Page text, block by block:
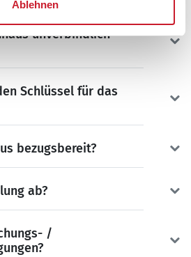
Ablehnen
unverbindlich
Schlüssel für das
bezugsbereit?
ab?
/